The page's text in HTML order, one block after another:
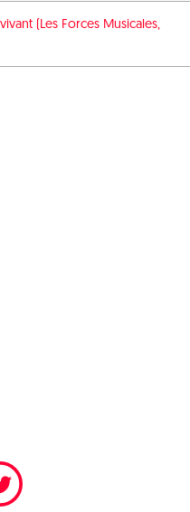
(Les Forces Musicales,